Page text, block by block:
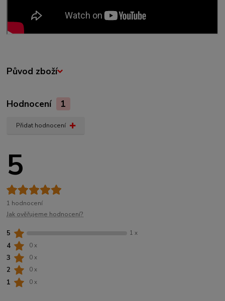
Původ zboží
Hodnocení 1
Přidat hodnocení
5
1 hodnocení
Jak ověřujeme hodnocení?
5 1 x
4 0 x
3 0 x
2 0 x
1 0 x